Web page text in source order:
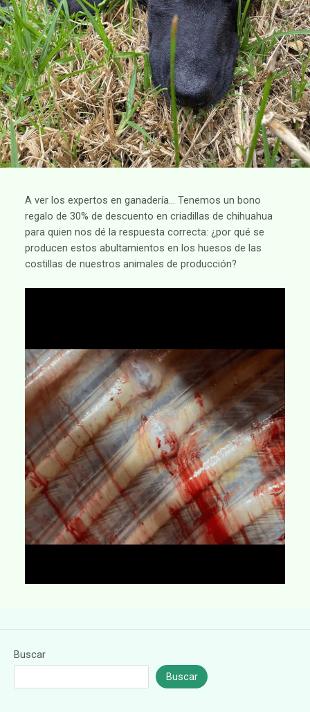
A ver los expertos en ganadería… Tenemos un bono
regalo de 30% de descuento en criadillas de chihuahua
para quien nos dé la respuesta correcta: ¿por qué se
producen estos abultamientos en los huesos de las
costillas de nuestros animales de producción?
Buscar
Buscar